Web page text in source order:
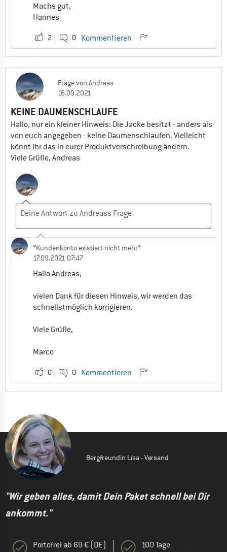
Machs gut,
Hannes
2 0 Kommentieren
Fragevon Andreas
16.09.2021
KEINE DAUMENSCHLAUFE
Hallo, nur ein kleiner Hinweis: Die Jacke besitzt - anders als
von euch angegeben - keine Daumenschlaufen. Vielleicht
könnt Ihr das in eurer Produktverschreibung ändern.
Viele Grüße, Andreas
*Kundenkonto existiert nicht mehr*
17.09.2021 07:47
Hallo Andreas,
vielen Dank für diesen Hinweis, wir werden das
schnellstmöglich korrigieren.
Viele Grüße,
Marco
0 0 Kommentieren
Bergfreundin Lisa - Versand
"Wir geben alles, damit Dein Paket schnell bei Dir
ankommt."
Portofrei ab 69 € (DE)
100 Tage